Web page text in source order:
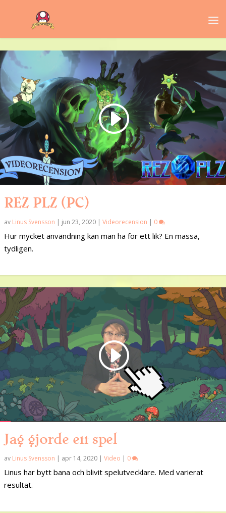
REZ PLZ (PC)
av Linus Svensson | jun 23, 2020 | Videorecension | 0
Hur mycket användning kan man ha för ett lik? En massa,
tydligen.
Jag gjorde ett spel
av Linus Svensson | apr 14, 2020 | Video | 0
Linus har bytt bana och blivit spelutvecklare. Med varierat
resultat.